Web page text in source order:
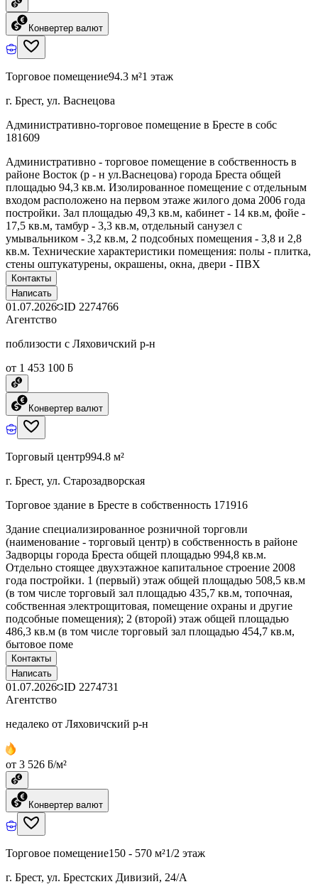
Конвертер валют
Торговое помещение94.3 м²1 этаж
г. Брест, ул. Васнецова
Административно-торговое помещение в Бресте в собс
181609
Административно - торговое помещение в собственность в
районе Восток (р - н ул.Васнецова) города Бреста общей
площадью 94,3 кв.м. Изолированное помещение с отдельным
входом расположено на первом этаже жилого дома 2006 года
постройки. Зал площадью 49,3 кв.м, кабинет - 14 кв.м, фойе -
17,5 кв.м, тамбур - 3,3 кв.м, отдельный санузел с
умывальником - 3,2 кв.м, 2 подсобных помещения - 3,8 и 2,8
кв.м. Технические характеристики помещения: полы - плитка,
стены оштукатурены, окрашены, окна, двери - ПВХ
Контакты
Написать
01.07.2026 ID 2274766
Агентство
поблизости с Ляховичский р-н
от 1 453 100 ƃ
Конвертер валют
Торговый центр994.8 м²
г. Брест, ул. Старозадворская
Торговое здание в Бресте в собственность 171916
Здание специализированное розничной торговли
(наименование - торговый центр) в собственность в районе
Задворцы города Бреста общей площадью 994,8 кв.м.
Отдельно стоящее двухэтажное капитальное строение 2008
года постройки. 1 (первый) этаж общей площадью 508,5 кв.м
(в том числе торговый зал площадью 435,7 кв.м, топочная,
собственная электрощитовая, помещение охраны и другие
подсобные помещения); 2 (второй) этаж общей площадью
486,3 кв.м (в том числе торговый зал площадью 454,7 кв.м,
бытовое поме
Контакты
Написать
01.07.2026 ID 2274731
Агентство
недалеко от Ляховичский р-н
от 3 526 ƃ/м²
Конвертер валют
Торговое помещение150 - 570 м²1/2 этаж
г. Брест, ул. Брестских Дивизий, 24/А